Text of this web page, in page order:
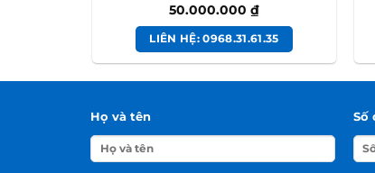
50.000.000 ₫
LIÊN HỆ: 0968.31.61.35
Họ và tên Số